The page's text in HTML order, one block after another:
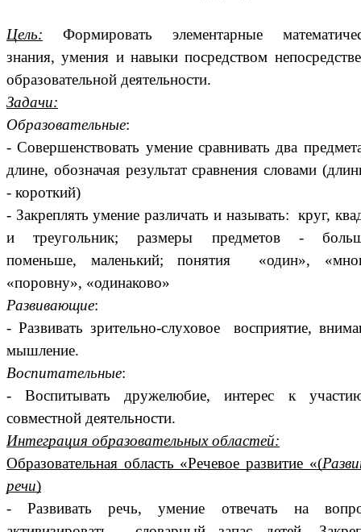
Цель: Формировать элементарные
знания, умения и навыки посредством
образовательной деятельности.
Задачи:
Образовательные:
- Совершенствовать умение сравнивать два
длине, обозначая результат сравнения словами
- короткий)
- Закреплять умение различать и называть: круг,
и треугольник; размеры предметов -
поменьше, маленький; понятия «один»,
«поровну», «одинаково»
Развивающие:
- Развивать зрительно-слуховое восприятие,
мышление.
Воспитательные:
- Воспитывать дружелюбие, интерес к
совместной деятельности.
Интеграция образовательных областей:
Образовательная область «Речевое развитие «(
речи)
- Развивать речь, умение отвечать на